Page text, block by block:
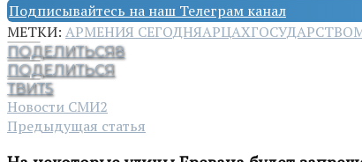
Подписывайтесь на наш Телеграм канал
МЕТКИ: АРМЕНИЯ СЕГОДНЯАРЦАХГОСУДАРСТВО
ПОДЕЛИТЬСЯ8
ПОДЕЛИТЬСЯ
ТВИТ5
Новости СМИ2
Предыдущая статья